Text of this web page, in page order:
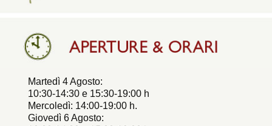
Martedì 4 Agosto:
10:30-14:30 e 15:30-19:00 h
Mercoledì: 14:00-19:00 h.
Giovedì 6 Agosto: